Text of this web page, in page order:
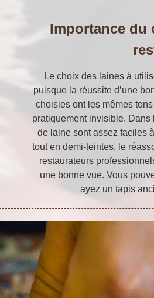
Importance du
Le choix des laines à
puisque la réussite d’une
choisies ont les mêmes
pratiquement invisible.
de laine sont assez faciles
tout en demi-teintes, le
restaurateurs
une bonne vue. Vous
ayez un tapis